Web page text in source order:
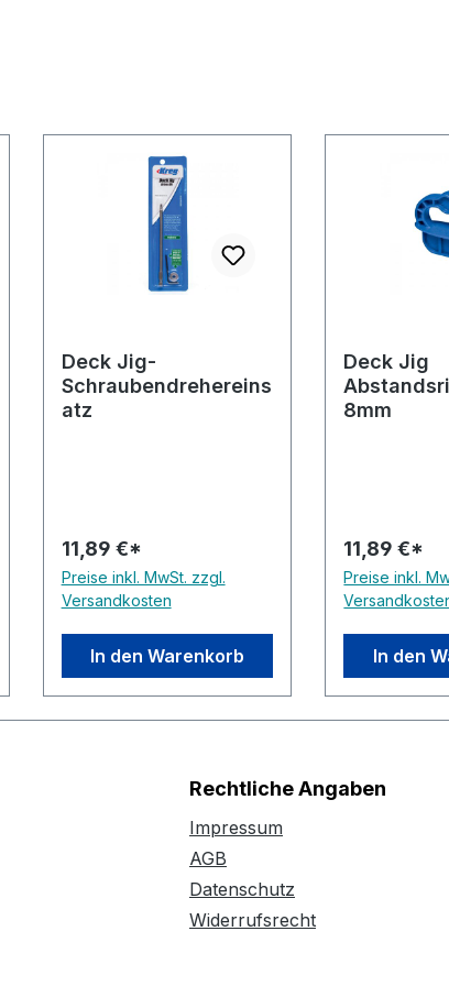
Deck Jig-
Schraubendrehereins
atz
11,89 €*
Preise inkl. MwSt. zzgl.
Versandkosten
In den Warenkorb
Deck Jig
8mm
11,89 €*
Preise inkl.
In den
Rechtliche Angaben
Impressum
AGB
Datenschutz
Widerrufsrecht